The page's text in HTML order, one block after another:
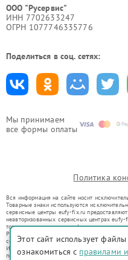
Мы принимаем
все формы оплаты
ООО "Русервис"
ИНН 7702633247
ОГРН 1077746335776
Поделиться в соц. сетях:
Политика
Вся информация на сайте носит
Товарные знаки используются
сервисные центры eufy-fix.ru
неавторизованных сервисных центрах
товарных знаков или их официальными
Ремонт осуществляется для устройств, уже
со статьей 1487 ГК РФ.
Использование товарных знаков не
потребителей в заблуждение, а служит для
Этот сайт использует
ознакомиться с правилами